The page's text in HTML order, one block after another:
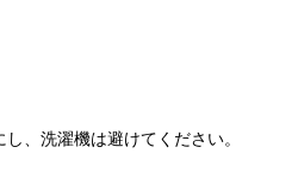
、洗濯機は避けてください。